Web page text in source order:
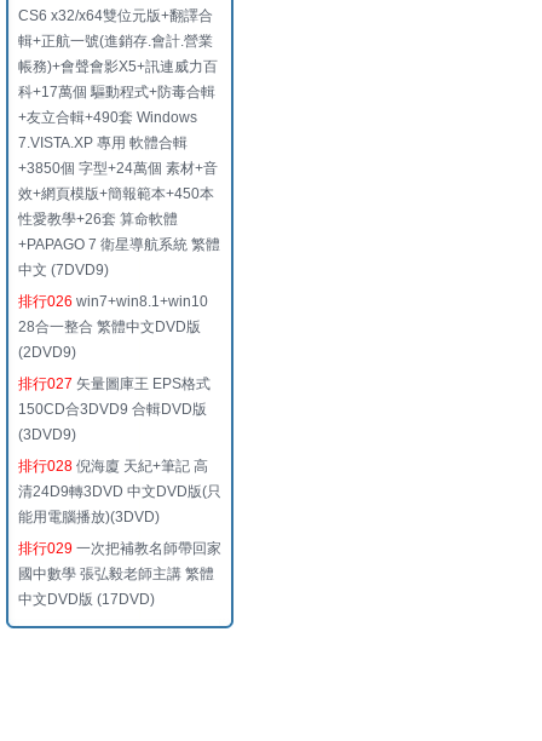
CS6 x32/x64雙位元版+翻譯合
輯+正航一號(進銷存.會計.營業
帳務)+會聲會影X5+訊連威力百
科+17萬個 驅動程式+防毒合輯
+友立合輯+490套 Windows
7.VISTA.XP 專用 軟體合輯
+3850個 字型+24萬個 素材+音
效+網頁模版+簡報範本+450本
性愛教學+26套 算命軟體
+PAPAGO 7 衛星導航系統 繁體
中文 (7DVD9)
排行026 win7+win8.1+win10
28合一整合 繁體中文DVD版
(2DVD9)
排行027 矢量圖庫王 EPS格式
150CD合3DVD9 合輯DVD版
(3DVD9)
排行028 倪海廈 天紀+筆記 高
清24D9轉3DVD 中文DVD版(只
能用電腦播放)(3DVD)
排行029 一次把補教名師帶回家
國中數學 張弘毅老師主講 繁體
中文DVD版 (17DVD)